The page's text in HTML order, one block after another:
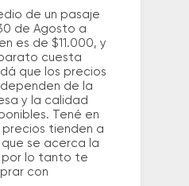
de un pasaje
de Agosto a
es de $11.000, y
cuesta
que los precios
de la
y la calidad
Tené en
tienden a
se acerca la
por lo tanto te
con